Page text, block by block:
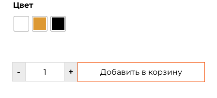
Цвет
-
товара
Стол
+ Добавить в корзину